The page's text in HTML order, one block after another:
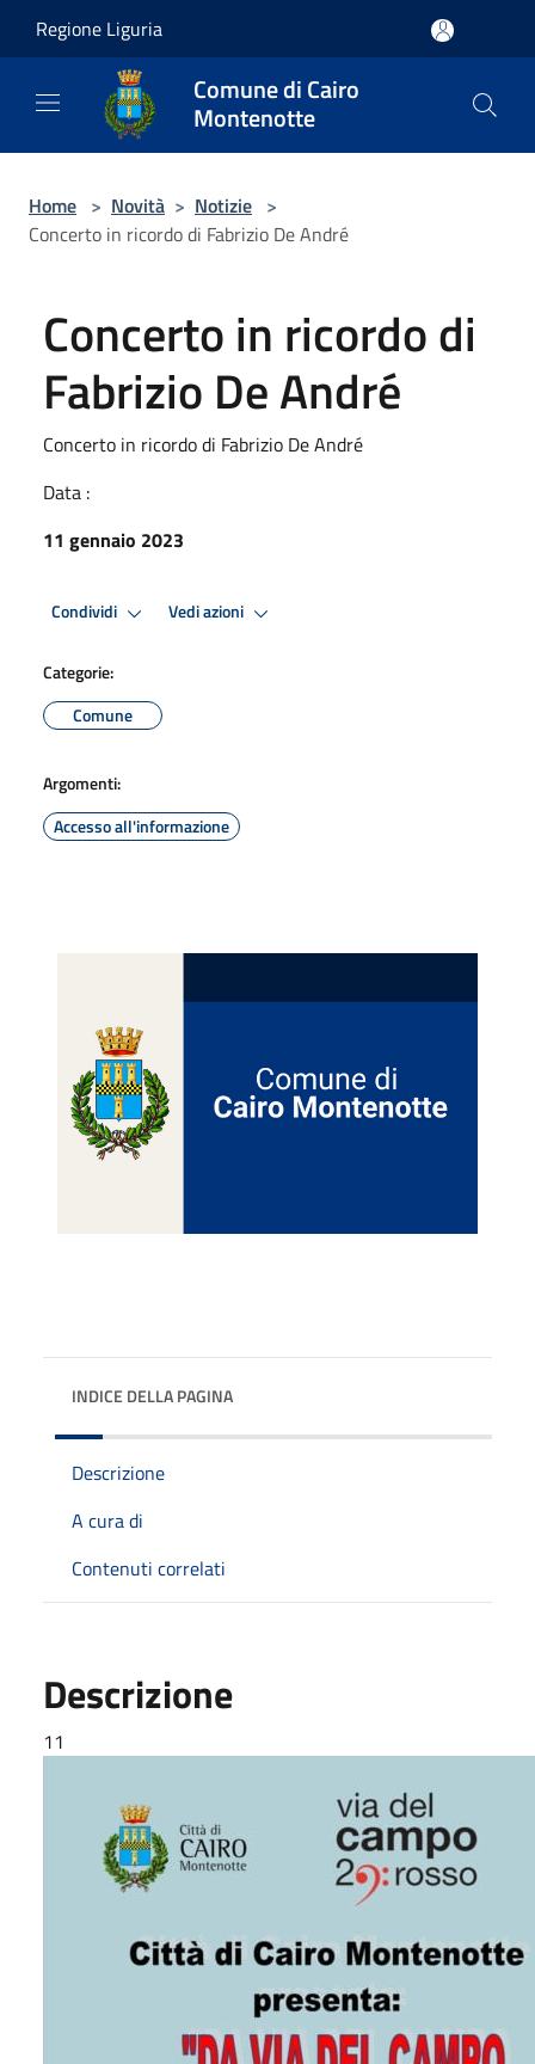
Regione Liguria
Comune di Cairo
Montenotte
Home > Novità > Notizie >
Concerto in ricordo di Fabrizio De André
Concerto in ricordo di
Fabrizio De André
Concerto in ricordo di Fabrizio De André
Data :
11 gennaio 2023
Condividi Vedi azioni
Categorie:
Comune
Argomenti:
Accesso all'informazione
INDICE DELLA PAGINA
Descrizione
A cura di
Contenuti correlati
Descrizione
11